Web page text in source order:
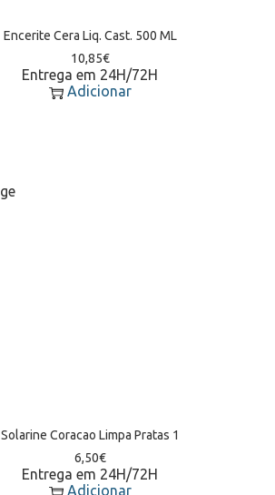
Encerite Cera Liq. Cast. 500 ML
10,85€
Entrega em 24H/72H
Adicionar
Solarine Coracao Limpa Pratas 1
6,50€
Entrega em 24H/72H
Adicionar